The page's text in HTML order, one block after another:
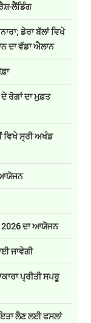
ਲੈਂਡਿੰਗ
ਡੇਰਾ ਬੱਲਾਂ ਵਿਖੇ
ਦਾ ਵੱਡਾ ਐਲਾਨ
ਰੋਗਾਂ ਦਾ ਮੁਫ਼ਤ
ਵਿਖੇ ਸ੍ਰੀ ਅਖੰਡ
ਆਯੋਜਨ
ਦਾ ਆਯੋਜਨ
ਜਾਵੇਗੀ
ਪ੍ਰੀਤੀ ਸਪਰੂ
ਲੈਣ ਲਈ ਫਸਲਾਂ